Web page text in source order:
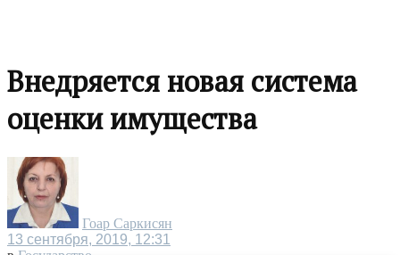
Внедряется новая система
оценки имущества
Гоар Саркисян
13 сентября, 2019, 12:31